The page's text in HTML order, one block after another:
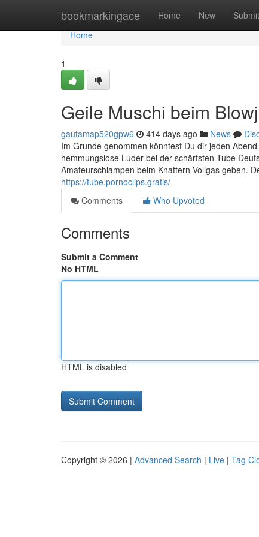
bookmarkingace Home New Submit
Home
Home
1
Geile Muschi beim
gautamap520gpw6 414 days ago News
Im Grunde genommen könntest Du dir jeden
hemmungslose Luder bei der schärfsten Tube
Amateurschlampen beim Knattern Vollgas geben.
https://tube.pornoclips.gratis/
Comments
Who Upvoted
Comments
Submit a Comment
No HTML
HTML is disabled
Copyright © 2026 | Advanced Search | Live | Tag